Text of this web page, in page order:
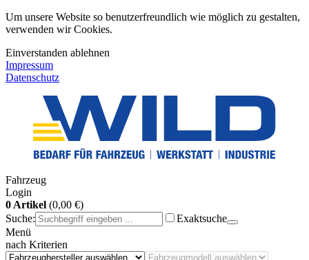
Um unsere Website so benutzerfreundlich wie möglich zu gestalten,
verwenden wir Cookies.
Einverstanden ablehnen
Impressum
Datenschutz
Fahrzeug
Login
0 Artikel (0,00 €)
Suche:
Exaktsuche
Menü
nach Kriterien